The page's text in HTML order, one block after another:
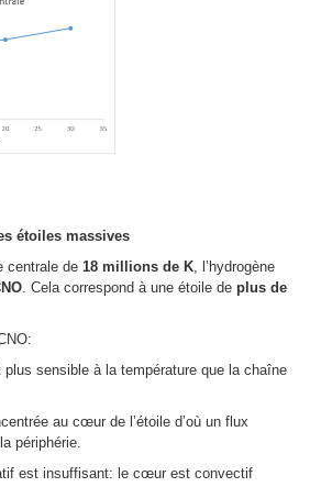
étoiles massives
centrale de 18 millions de K, l’hydrogène
. Cela correspond à une étoile de plus de
plus sensible à la température que la chaîne
au cœur de l’étoile d’où un flux
périphérie.
est insuffisant: le cœur est convectif